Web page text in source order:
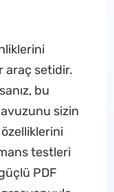
araç setidir.
bu
sizin
testleri
PDF